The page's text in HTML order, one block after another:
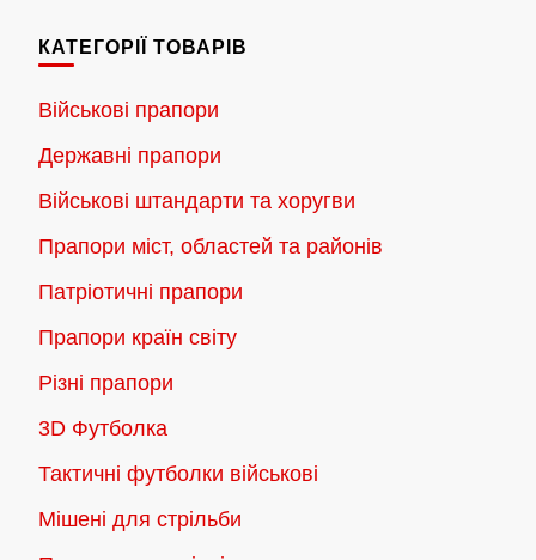
КАТЕГОРІЇ ТОВАРІВ
Військові прапори
Державні прапори
Військові штандарти та хоругви
Прапори міст, областей та районів
Патріотичні прапори
Прапори країн світу
Різні прапори
3D Футболка
Тактичні футболки військові
Мішені для стрільби